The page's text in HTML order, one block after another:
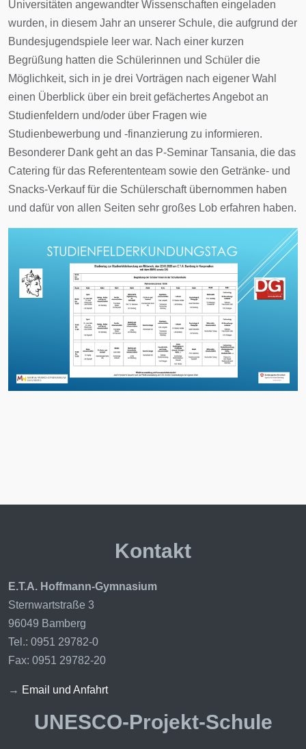
Universitäten angewandter Wissenschaften eingeladen
wurden, in diesem Jahr an unserer Schule, die aufgrund der
Bundesjugendspiele leer war. Nach einer kurzen
Begrüßung hatten die Schülerinnen und Schüler die
Möglichkeit, sich in je drei Vorträgen nach eigener Wahl
einen Überblick über ein breit gefächertes Angebot an
Studienfeldern und/oder über Fragen wie
Studienbewerbung und -finanzierung zu informieren.
Besonderer Dank geht an das P-Seminar Tansania, die das
Catering für das Referententeam sowie den Getränke- und
Snacks-Verkauf für die Schülerschaft übernommen haben
und dafür von allen Seiten sehr großes Lob erfahren haben.
Kontakt
E.T.A. Hoffmann-Gymnasium
Sternwartstraße 3
96049 Bamberg
Tel.: 0951 29782-0
Fax: 0951 29782-20
→ Email und Anfahrt
UNESCO-Projekt-Schule